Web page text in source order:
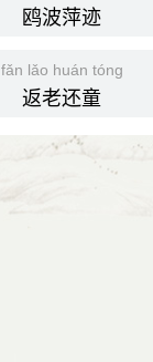
鸥波萍迹
fǎn lǎo huán tóng
返老还童